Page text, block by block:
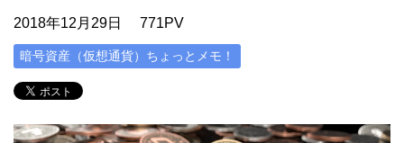
2018年12月29日 771PV
暗号資産（仮想通貨）ちょっとメモ！